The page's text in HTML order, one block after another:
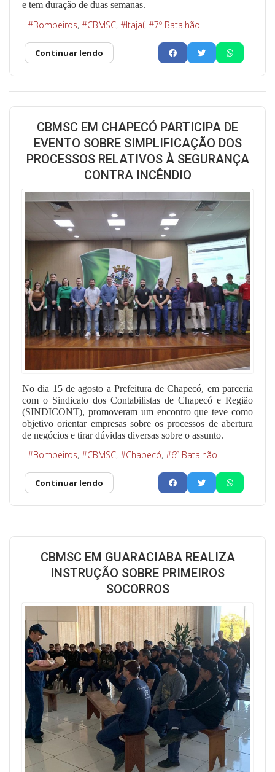
e tem duração de duas semanas.
Bombeiros CBMSC Itajaí 7º Batalhão
Continuar lendo
CBMSC EM CHAPECÓ PARTICIPA DE
EVENTO SOBRE SIMPLIFICAÇÃO DOS
PROCESSOS RELATIVOS À SEGURANÇA
CONTRA INCÊNDIO
No dia 15 de agosto a Prefeitura de Chapecó, em parceria
com o Sindicato dos Contabilistas de Chapecó e Região
(SINDICONT), promoveram um encontro que teve como
objetivo orientar empresas sobre os processos de abertura
de negócios e tirar dúvidas diversas sobre o assunto.
Bombeiros CBMSC Chapecó 6º Batalhão
Continuar lendo
CBMSC EM GUARACIABA REALIZA
INSTRUÇÃO SOBRE PRIMEIROS
SOCORROS